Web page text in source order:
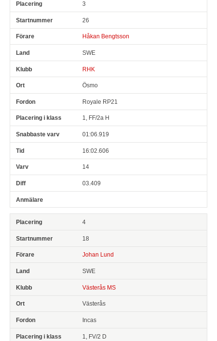
3
26
Håkan Bengtsson
SWE
RHK
Ösmo
Royale RP21
1, FF/2a H
01:06.919
16:02.606
14
03.409
4
18
Johan Lund
SWE
Västerås MS
Västerås
Incas
1, FV/2 D